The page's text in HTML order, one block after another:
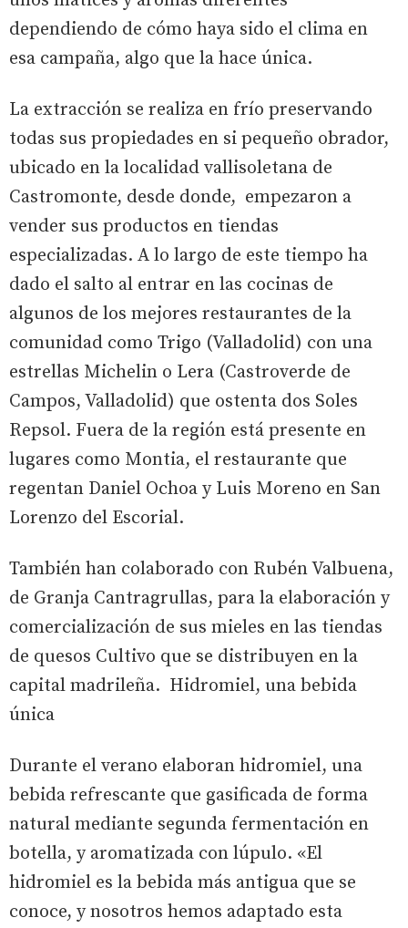
dependiendo de cómo haya sido el clima en
esa campaña, algo que la hace única.
La extracción se realiza en frío preservando
todas sus propiedades en si pequeño obrador,
ubicado en la localidad vallisoletana de
Castromonte, desde donde, empezaron a
vender sus productos en tiendas
especializadas. A lo largo de este tiempo ha
dado el salto al entrar en las cocinas de
algunos de los mejores restaurantes de la
comunidad como Trigo (Valladolid) con una
estrellas Michelin o Lera (Castroverde de
Campos, Valladolid) que ostenta dos Soles
Repsol. Fuera de la región está presente en
lugares como Montia, el restaurante que
regentan Daniel Ochoa y Luis Moreno en San
Lorenzo del Escorial.
También han colaborado con Rubén Valbuena,
de Granja Cantragrullas, para la elaboración y
comercialización de sus mieles en las tiendas
de quesos Cultivo que se distribuyen en la
capital madrileña. Hidromiel, una bebida
única
Durante el verano elaboran hidromiel, una
bebida refrescante que gasificada de forma
natural mediante segunda fermentación en
botella, y aromatizada con lúpulo. «El
hidromiel es la bebida más antigua que se
conoce, y nosotros hemos adaptado esta